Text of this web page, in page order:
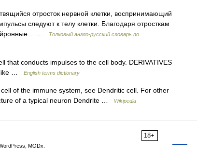
отросток нервной клетки, воспринимающий
следуют к телу клетки. Благодаря отросткам
…
Толковый англо-русский словарь по
conducts impulses to the cell body. DERIVATIVES
like …
English terms dictionary
of the immune system, see Dendritic cell. For other
of a typical neuron Dendrite …
Wikipedia
18+
MODx.